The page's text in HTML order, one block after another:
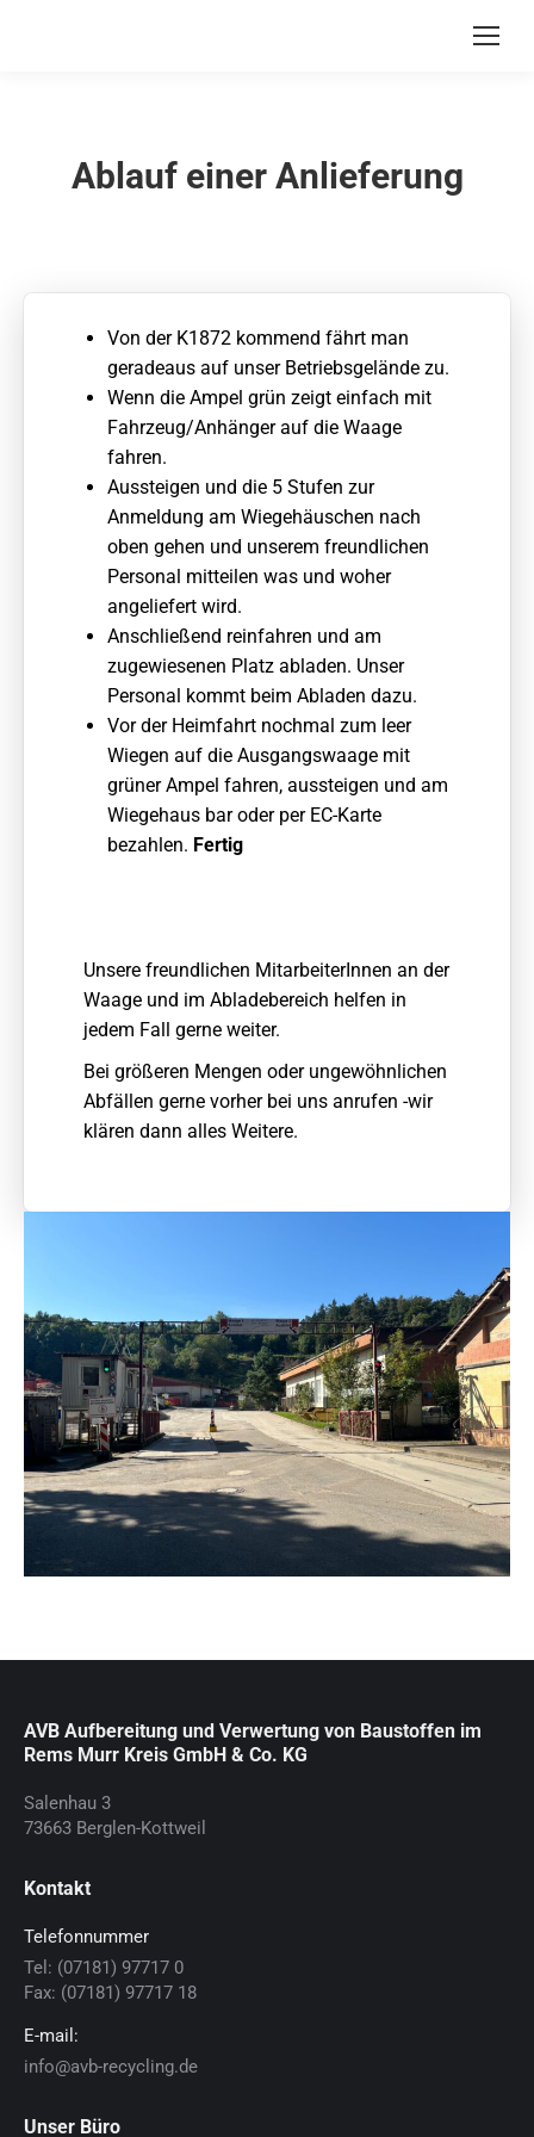
Ablauf einer Anlieferung
Von der K1872 kommend fährt man
geradeaus auf unser Betriebsgelände zu.
Wenn die Ampel grün zeigt einfach mit
Fahrzeug/Anhänger auf die Waage
fahren.
Aussteigen und die 5 Stufen zur
Anmeldung am Wiegehäuschen nach
oben gehen und unserem freundlichen
Personal mitteilen was und woher
angeliefert wird.
Anschließend reinfahren und am
zugewiesenen Platz abladen. Unser
Personal kommt beim Abladen dazu.
Vor der Heimfahrt nochmal zum leer
Wiegen auf die Ausgangswaage mit
grüner Ampel fahren, aussteigen und am
Wiegehaus bar oder per EC-Karte
bezahlen. Fertig
Unsere freundlichen MitarbeiterInnen an der
Waage und im Abladebereich helfen in
jedem Fall gerne weiter.
Bei größeren Mengen oder ungewöhnlichen
Abfällen gerne vorher bei uns anrufen -wir
klären dann alles Weitere.
AVB Aufbereitung und Verwertung von Baustoffen im
Rems Murr Kreis GmbH & Co. KG
Salenhau 3
73663 Berglen-Kottweil
Kontakt
Telefonnummer
Tel: (07181) 97717 0
Fax: (07181) 97717 18
E-mail:
info@avb-recycling.de
Unser Büro